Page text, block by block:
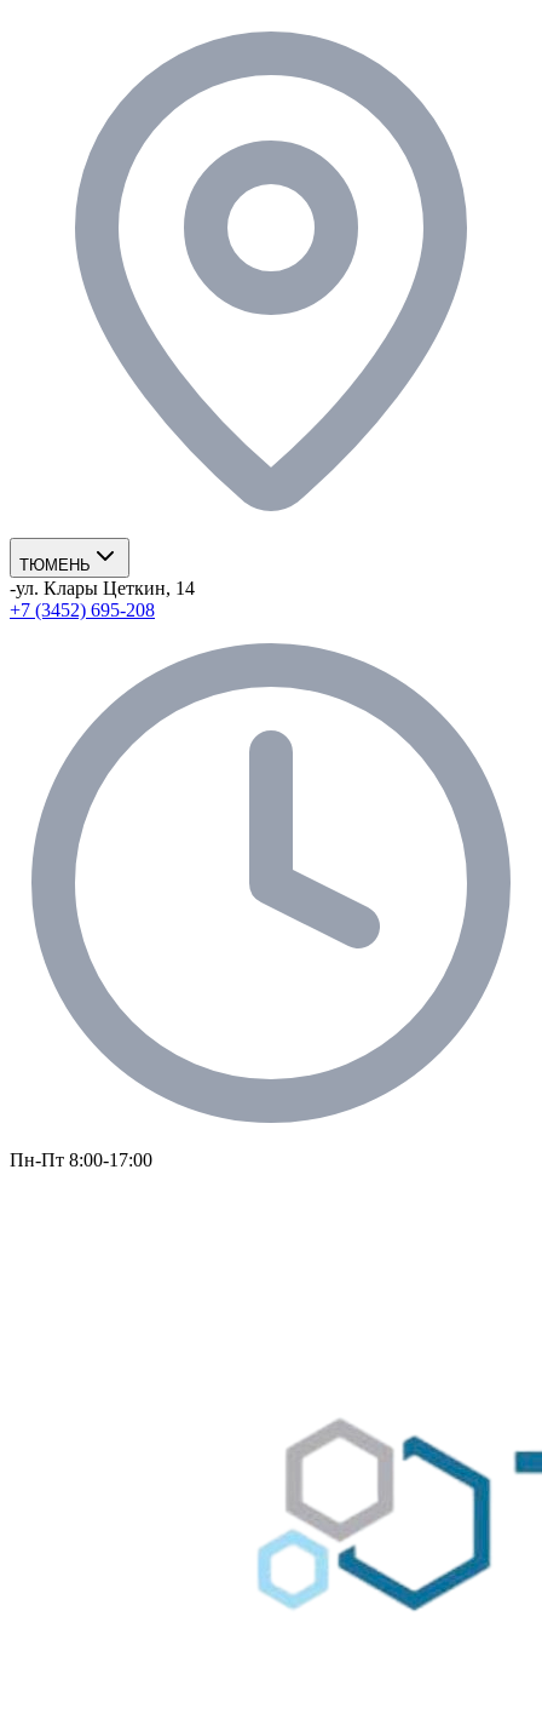
ТЮМЕНЬ
-ул. Клары Цеткин, 14
+7 (3452) 695-208
Пн-Пт 8:00-17:00